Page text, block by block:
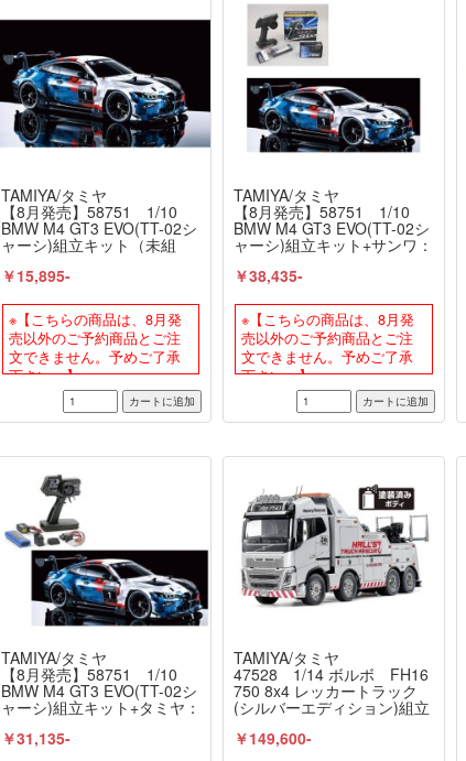
TAMIYA/タミヤ
【8月発売】58751 1/10
BMW M4 GT3 EVO(TT-02シ
ャーシ)組立キット（未組
￥15,895-
※【こちらの商品は、8月発
売以外のご予約商品とご注
文できません。予めご了承
下さい。】
TAMIYA/タミヤ
【8月発売】58751 1/10
BMW M4 GT3 EVO(TT-02シ
ャーシ)組立キット+サンワ：
きオリジナルフルセット+オ
ット（未組立） ≪ラジコン
≫
￥38,435-
※【こちらの商品は、8月発
売以外のご予約商品とご注
文できません。予めご了承
下さい。】
TAMIYA/タミヤ
【8月発売】58751 1/10
BMW M4 GT3 EVO(TT-02シ
ャーシ)組立キット+タミヤ：
ライブセット+オリジナルフ
￥31,135-
TAMIYA/タミヤ
47528 1/14 ボルボ FH16
750 8x4 レッカートラック
(シルバーエディション)組立
ン≫
￥149,600-